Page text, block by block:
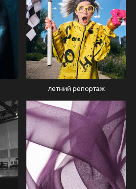
летний репортаж